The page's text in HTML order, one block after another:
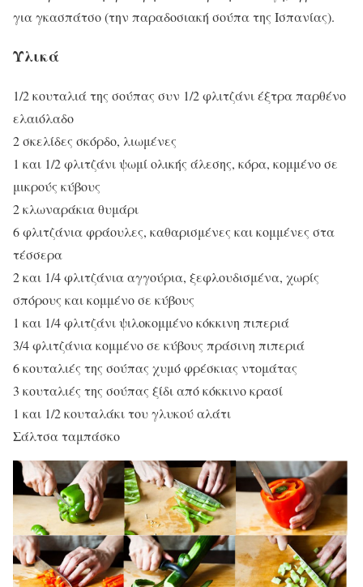
για γκασπάτσο (την παραδοσιακή σούπα της Ισπανίας).
Υλικά
1/2 κουταλιά της σούπας συν 1/2 φλιτζάνι έξτρα παρθένο
ελαιόλαδο
2 σκελίδες σκόρδο, λιωμένες
1 και 1/2 φλιτζάνι ψωμί ολικής άλεσης, κόρα, κομμένο σε
μικρούς κύβους
2 κλωναράκια θυμάρι
6 φλιτζάνια φράουλες, καθαρισμένες και κομμένες στα
τέσσερα
2 και 1/4 φλιτζάνια αγγούρια, ξεφλουδισμένα, χωρίς
σπόρους και κομμένο σε κύβους
1 και 1/4 φλιτζάνι ψιλοκομμένο κόκκινη πιπεριά
3/4 φλιτζάνια κομμένο σε κύβους πράσινη πιπεριά
6 κουταλιές της σούπας χυμό φρέσκιας ντομάτας
3 κουταλιές της σούπας ξίδι από κόκκινο κρασί
1 και 1/2 κουταλάκι του γλυκού αλάτι
Σάλτσα ταμπάσκο